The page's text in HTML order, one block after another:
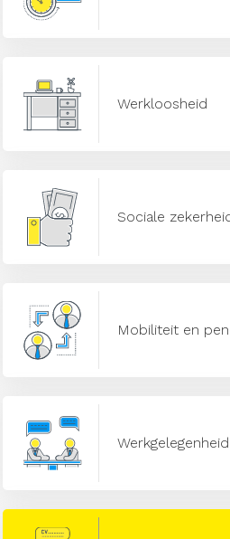
Werkloosheid
Sociale
Mobiliteit en
Werkgelegenheid